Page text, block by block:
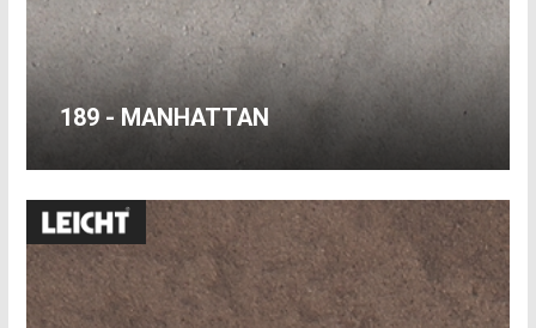
189 - MANHATTAN